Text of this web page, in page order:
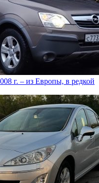
г. – из Европы, в редкой